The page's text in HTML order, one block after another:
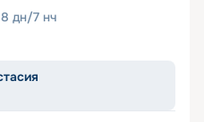
8 дн/7 нч